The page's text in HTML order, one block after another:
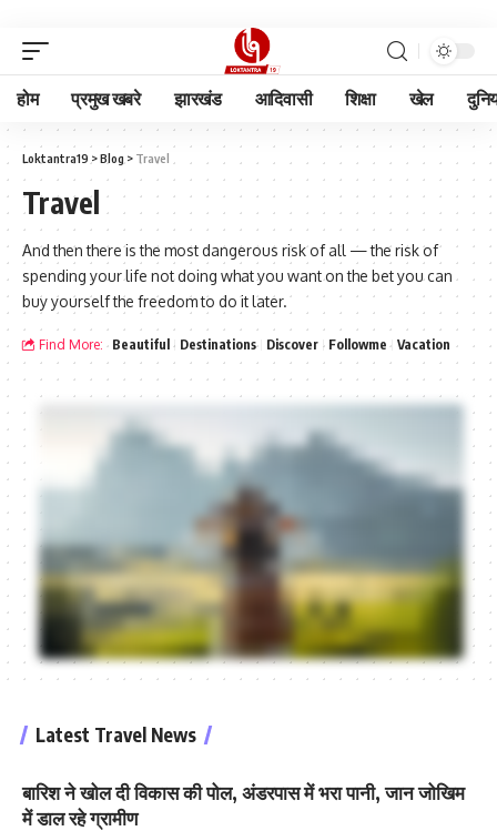
होम प्रमुख खबरे झारखंड आदिवासी शिक्षा खेल
Loktantra19 >Blog > Travel
Travel
And then there is the most dangerous risk of all — the risk of
spending your life not doing what you want on the bet you can
buy yourself the freedom to do it later.
Find More: Beautiful Destinations Discover Followme Vacation
Latest Travel News
बारिश ने खोल दी विकास की पोल, अंडरपास में भरा पानी, जान जोखिम
में डाल रहे ग्रामीण